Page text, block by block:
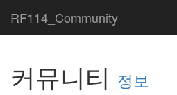
RF114_Community
커뮤니티 정보